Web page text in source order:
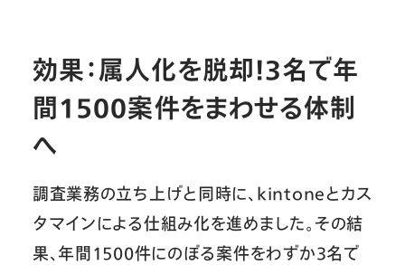
効果：属人化を脱却！3名で年
間1500案件をまわせる体制
へ
調査業務の立ち上げと同時に、kintoneとカス
タマインによる仕組み化を進めました。その結
果、年間1500件にのぼる案件をわずか3名で